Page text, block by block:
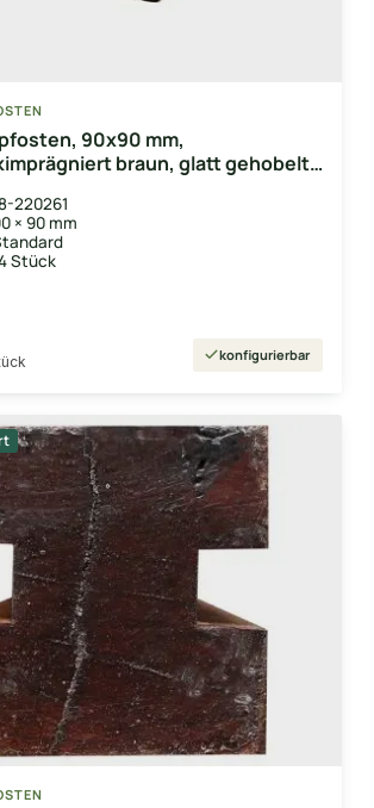
90x90 mm,
braun, glatt gehobelt
220261
× 90 mm
Stück
konfigurierbar